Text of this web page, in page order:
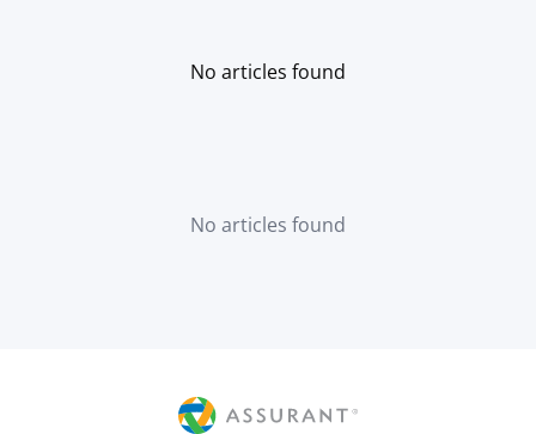
No articles found
No articles found